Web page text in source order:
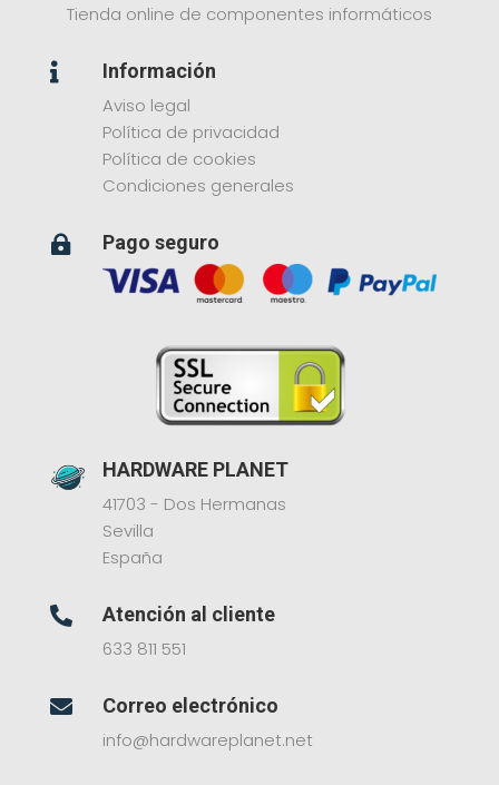
Tienda online de componentes informáticos

Información
Aviso legal
Política de privacidad
Política de cookies
Condiciones generales
 Pago seguro
HARDWARE PLANET
41703 - Dos Hermanas
Sevilla
España

Atención al cliente
633 811 551

Correo electrónico
info@hardwareplanet.net